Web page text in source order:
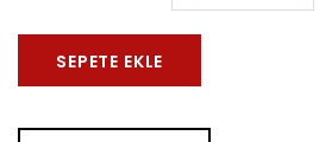
SEPETE EKLE